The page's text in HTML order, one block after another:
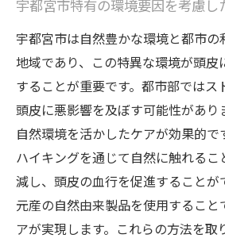
宇都宮市で体験できるリ
頭皮ケアがもたらす精神
ム
日常に取り入れられる簡
高品質なケア製品と熟練技術
宮市の頭皮ケア
宇都宮市で人気のある頭皮
熟練した技術者によるプ
ケア
宇都宮市特有の環境要因を考慮し
宇都宮市は自然豊かな環境と都市
地域であり、この特異な環境が頭皮
することが重要です。都市部ではス
頭皮に悪影響を及ぼす可能性があり
自然環境を活かしたケアが効果的で
ハイキングを通じて自然に触れる
減し、頭皮の血行を促進することが
元産の自然由来製品を使用すること
アが実現します。これらの方法を取